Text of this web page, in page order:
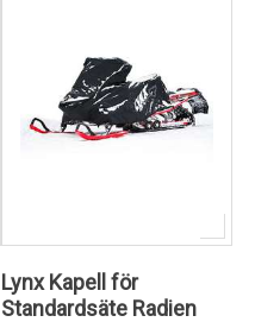
Lynx Kapell för
Standardsäte Radien